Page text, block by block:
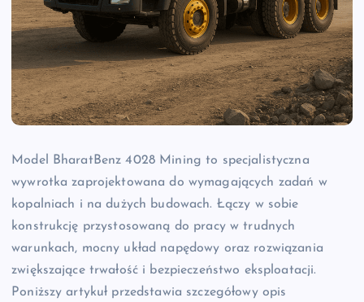
Model BharatBenz 4028 Mining to specjalistyczna
wywrotka zaprojektowana do wymagających zadań w
kopalniach i na dużych budowach. Łączy w sobie
konstrukcję przystosowaną do pracy w trudnych
warunkach, mocny układ napędowy oraz rozwiązania
zwiększające trwałość i bezpieczeństwo eksploatacji.
Poniższy artykuł przedstawia szczegółowy opis